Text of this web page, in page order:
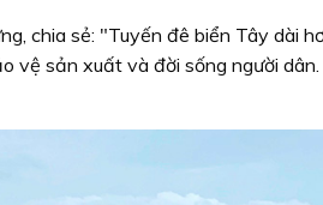
chia sẻ: "Tuyến đê biển Tây dài
vệ sản xuất và đời sống người